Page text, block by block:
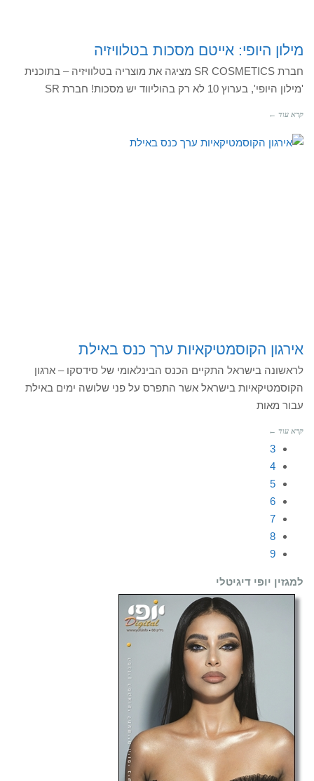
מילון היופי: אייטם מסכות בטלוויזיה
חברת SR COSMETICS מציגה את מוצריה בטלוויזיה – בתוכנית
'מילון היופי', בערוץ 10 לא רק בהוליווד יש מסכות! חברת SR
קרא עוד ←
אירגון הקוסמטיקאיות ערך כנס באילת
לראשונה בישראל התקיים הכנס הבינלאומי של סידסקו – ארגון
הקוסמטיקאיות בישראל אשר התפרס על פני שלושה ימים באילת
עבור מאות
קרא עוד ←
3
4
5
6
7
8
9
למגזין יופי דיגיטלי